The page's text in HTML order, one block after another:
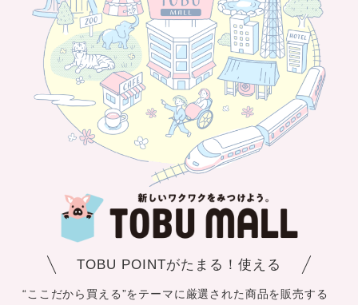
TOBU POINTがたまる！使える
“ここだから買える”をテーマに厳選された商品を販売する